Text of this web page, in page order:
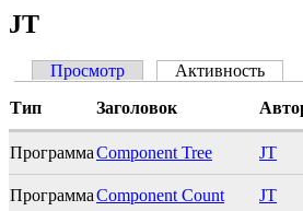
JT
Главные вкладки
Просмотр Активность
Тип
Заголовок
ПрограммаComponent Tree JT
ПрограммаComponent Count JT